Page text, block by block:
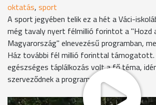
oktatás, sport
A sport jegyében telik ez a hét a Váci-
még tavaly nyert félmillió forintot a "Hozd
Magyarország" elnevezésű programban,
Ház további fél millió forinttal támogatott.
egészséges táplálkozás volt a fő téma,
szerveződnek a programok.